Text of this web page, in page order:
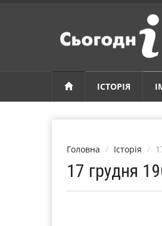
ІСТОРІЯ
Головна Історія
17 грудня